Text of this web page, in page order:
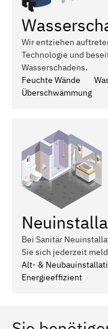
Wir entziehen
Technologie und
Wasserschadens.
Feuchte Wände
Überschwämmung
Bei Sanitär
Sie sich jederzeit
Alt- &
Energieeffizient